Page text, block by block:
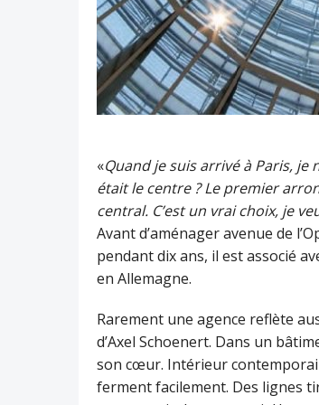
«Quand je suis arrivé à Paris, je
était le centre ? Le premier
central. C’est un vrai choix, je
Avant d’aménager avenue de
pendant dix ans, il est associé
en Allemagne.
Rarement une agence reflète
d’Axel Schoenert. Dans un
son cœur. Intérieur
ferment facilement. Des lignes